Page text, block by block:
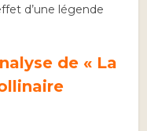
d’une légende
de « La